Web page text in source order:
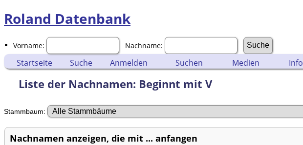
Roland Datenbank
Vorname: Nachname:
Startseite Suche Anmelden Suchen Medien Info
Liste der Nachnamen: Beginnt mit V
Stammbaum:
Nachnamen anzeigen, die mit ... anfangen